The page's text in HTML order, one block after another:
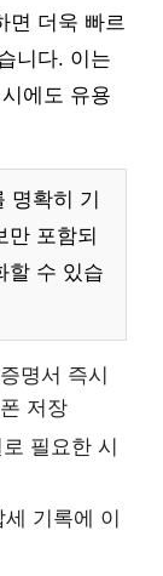
면 더욱 빠르
니다. 이는
에도 유용
명확히 기
만 포함되
할 수 있습
명서 즉시
저장
필요한 시
기록에 이